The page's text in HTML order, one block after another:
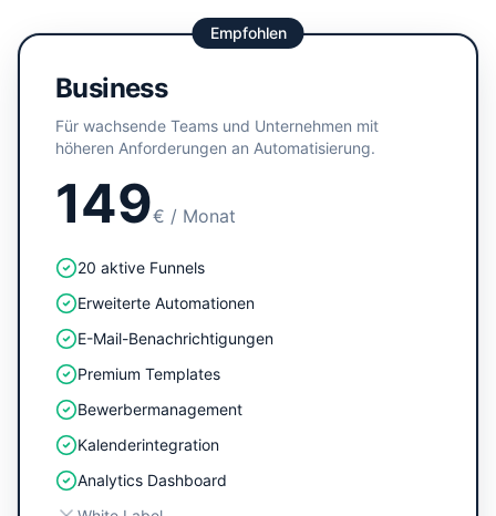
Empfohlen
Business
Für wachsende Teams und Unternehmen mit
höheren Anforderungen an Automatisierung.
149€ / Monat
20 aktive Funnels
Erweiterte Automationen
E-Mail-Benachrichtigungen
Premium Templates
Bewerbermanagement
Kalenderintegration
Analytics Dashboard